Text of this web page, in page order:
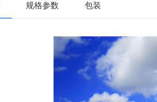
规格参数 包装